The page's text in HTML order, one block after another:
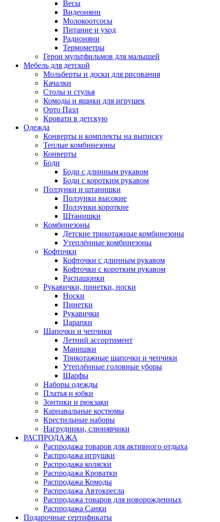
Весы
Видеоняни
Молокоотсосы
Питание и уход
Радионяни
Термометры
Герои мультфильмов для малышей
Мебель для детской
Мольберты и доски для рисования
Качалки
Столы и стулья
Комоды и ящики для игрушек
Орто Пазл
Кровати в детскую
Одежда
Конверты и комплекты на выписку
Теплые комбинезоны
Конверты
Боди
Боди с длинным рукавом
Боди с коротким рукавом
Ползунки и штанишки
Ползунки высокие
Ползунки короткие
Штанишки
Комбинезоны
Детские трикотажные комбинезоны
Утеплённые комбинезоны
Кофточки
Кофточки с длинным рукавом
Кофточки с коротким рукавом
Распашонки
Рукавички, пинетки, носки
Носки
Пинетки
Рукавички
Царапки
Шапочки и чепчики
Летний ассортимент
Манишки
Трикотажные шапочки и чепчики
Утеплённые головные уборы
Шарфы
Наборы одежды
Платья и юбки
Зонтики и рюкзаки
Карнавальные костюмы
Крестильные наборы
Нагрудники, слюнявчики
РАСПРОДАЖА
Распродажа товаров для активного отдыха
Распродажа игрушки
Распродажа коляски
Распродажа Кроватки
Распродажа Комоды
Распродажа Автокресла
Распродажа товаров для новорожденных
Распродажа Санки
Подарочные сертификаты